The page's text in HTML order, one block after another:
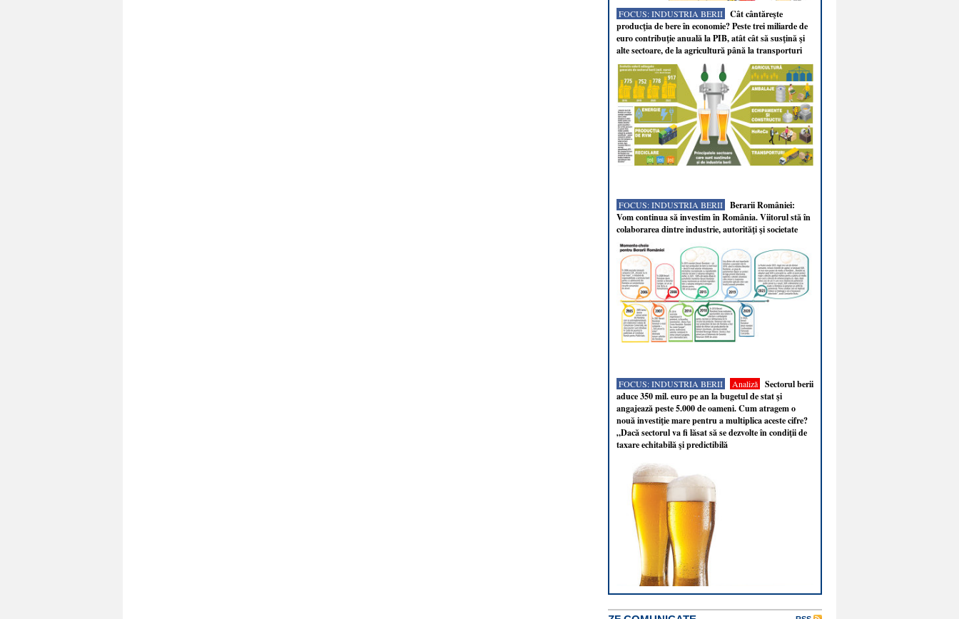
FOCUS: INDUSTRIA BERII
Cât cântăreşte
producţia de bere în economie? Peste trei miliarde de
euro contribuţie anuală la PIB, atât cât să susţină şi
alte sectoare, de la agricultură până la transporturi
FOCUS: INDUSTRIA BERII
Berarii României:
Vom continua să investim în România. Viitorul stă în
colaborarea dintre industrie, autorităţi şi societate
FOCUS: INDUSTRIA BERII Analiză
Sectorul berii
aduce 350 mil. euro pe an la bugetul de stat şi
angajează peste 5.000 de oameni. Cum atragem o
nouă investiţie mare pentru a multiplica aceste cifre?
„Dacă sectorul va fi lăsat să se dezvolte în condiţii de
taxare echitabilă şi predictibilă